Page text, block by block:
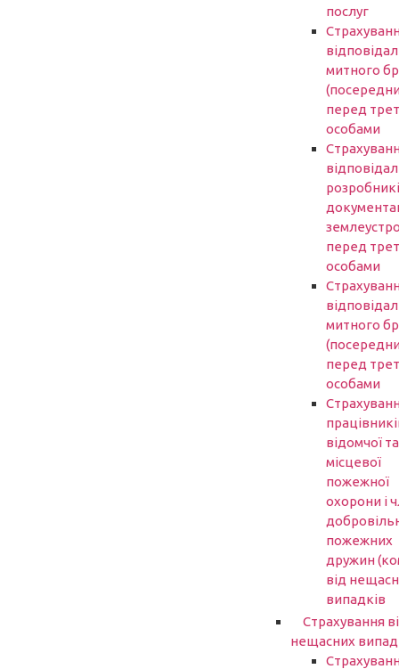
послуг
митного
перед
особами
перед
особами
митного
перед
особами
відомчої та
місцевої
пожежної
охорони і
пожежних
дружин
від
випадків
Страхування
нещасних